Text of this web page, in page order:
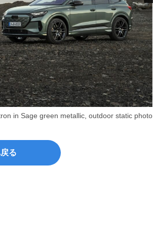
in Sage green metallic, outdoor static photo
る